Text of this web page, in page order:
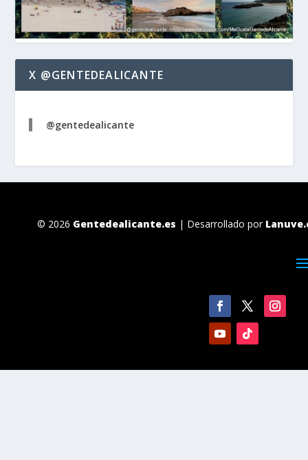
X @GENTEDEALICANTE
@gentedealicante
© 2026 Gentedealicante.es | Desarrollado por